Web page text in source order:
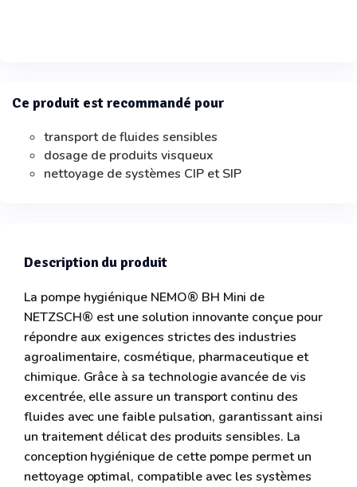
Ce produit est recommandé pour
transport de fluides sensibles
dosage de produits visqueux
nettoyage de systèmes CIP et SIP
Description du produit
La pompe hygiénique NEMO® BH Mini de
NETZSCH® est une solution innovante conçue pour
répondre aux exigences strictes des industries
agroalimentaire, cosmétique, pharmaceutique et
chimique. Grâce à sa technologie avancée de vis
excentrée, elle assure un transport continu des
fluides avec une faible pulsation, garantissant ainsi
un traitement délicat des produits sensibles. La
conception hygiénique de cette pompe permet un
nettoyage optimal, compatible avec les systèmes